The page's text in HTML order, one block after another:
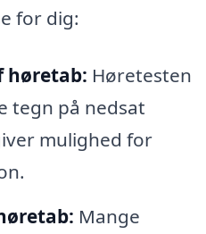
for dig:
Høretesten
tegn på nedsat
mulighed for
Mange